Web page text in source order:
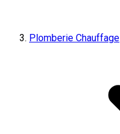
Plomberie Chauffage